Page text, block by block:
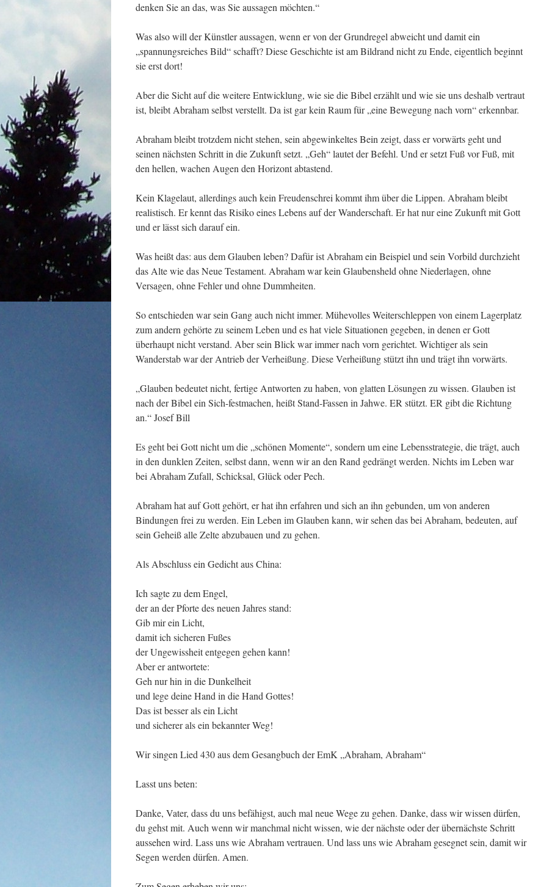
denken Sie an das, was Sie aussagen möchten.“
Was also will der Künstler aussagen, wenn er von der Grundregel abweicht und damit ein
„spannungsreiches Bild“ schafft? Diese Geschichte ist am Bildrand nicht zu Ende, eigentlich beginnt
sie erst dort!
Aber die Sicht auf die weitere Entwicklung, wie sie die Bibel erzählt und wie sie uns deshalb vertraut
ist, bleibt Abraham selbst verstellt. Da ist gar kein Raum für „eine Bewegung nach vorn“ erkennbar.
Abraham bleibt trotzdem nicht stehen, sein abgewinkeltes Bein zeigt, dass er vorwärts geht und
seinen nächsten Schritt in die Zukunft setzt. „Geh“ lautet der Befehl. Und er setzt Fuß vor Fuß, mit
den hellen, wachen Augen den Horizont abtastend.
Kein Klagelaut, allerdings auch kein Freudenschrei kommt ihm über die Lippen. Abraham bleibt
realistisch. Er kennt das Risiko eines Lebens auf der Wanderschaft. Er hat nur eine Zukunft mit Gott
und er lässt sich darauf ein.
Was heißt das: aus dem Glauben leben? Dafür ist Abraham ein Beispiel und sein Vorbild durchzieht
das Alte wie das Neue Testament. Abraham war kein Glaubensheld ohne Niederlagen, ohne
Versagen, ohne Fehler und ohne Dummheiten.
So entschieden war sein Gang auch nicht immer. Mühevolles Weiterschleppen von einem Lagerplatz
zum andern gehörte zu seinem Leben und es hat viele Situationen gegeben, in denen er Gott
überhaupt nicht verstand. Aber sein Blick war immer nach vorn gerichtet. Wichtiger als sein
Wanderstab war der Antrieb der Verheißung. Diese Verheißung stützt ihn und trägt ihn vorwärts.
„Glauben bedeutet nicht, fertige Antworten zu haben, von glatten Lösungen zu wissen. Glauben ist
nach der Bibel ein Sich-festmachen, heißt Stand-Fassen in Jahwe. ER stützt. ER gibt die Richtung
an.“ Josef Bill
Es geht bei Gott nicht um die „schönen Momente“, sondern um eine Lebensstrategie, die trägt, auch
in den dunklen Zeiten, selbst dann, wenn wir an den Rand gedrängt werden. Nichts im Leben war
bei Abraham Zufall, Schicksal, Glück oder Pech.
Abraham hat auf Gott gehört, er hat ihn erfahren und sich an ihn gebunden, um von anderen
Bindungen frei zu werden. Ein Leben im Glauben kann, wir sehen das bei Abraham, bedeuten, auf
sein Geheiß alle Zelte abzubauen und zu gehen.
Als Abschluss ein Gedicht aus China:
Ich sagte zu dem Engel,
der an der Pforte des neuen Jahres stand:
Gib mir ein Licht,
damit ich sicheren Fußes
der Ungewissheit entgegen gehen kann!
Aber er antwortete:
Geh nur hin in die Dunkelheit
und lege deine Hand in die Hand Gottes!
Das ist besser als ein Licht
und sicherer als ein bekannter Weg!
Wir singen Lied 430 aus dem Gesangbuch der EmK „Abraham, Abraham“
Lasst uns beten:
Danke, Vater, dass du uns befähigst, auch mal neue Wege zu gehen. Danke, dass wir wissen dürfen,
du gehst mit. Auch wenn wir manchmal nicht wissen, wie der nächste oder der übernächste Schritt
aussehen wird. Lass uns wie Abraham vertrauen. Und lass uns wie Abraham gesegnet sein, damit wir
Segen werden dürfen. Amen.